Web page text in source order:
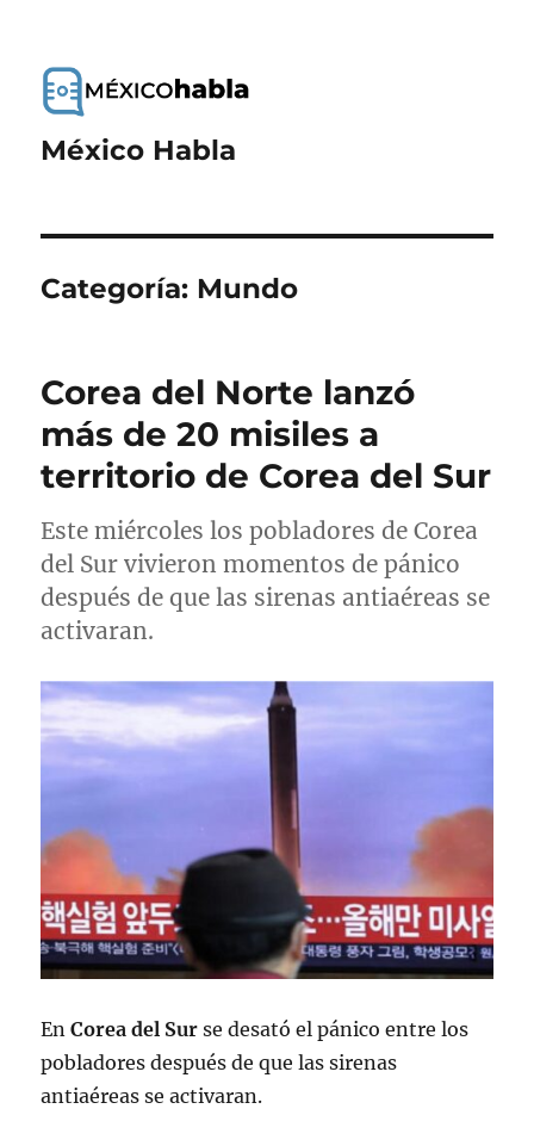
México Habla
Categoría: Mundo
Corea del Norte lanzó
más de 20 misiles a
territorio de Corea del Sur
Este miércoles los pobladores de Corea
del Sur vivieron momentos de pánico
después de que las sirenas antiaéreas se
activaran.
EnCorea del Sur se desató el pánico entre los
pobladores después de que las sirenas
antiaéreas se activaran.